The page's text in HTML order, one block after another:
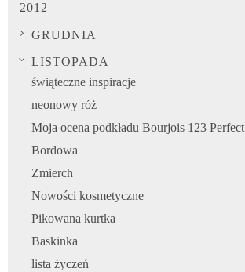
2012
GRUDNIA
LISTOPADA
świąteczne inspiracje
neonowy róż
Moja ocena podkładu Bourjois 123 Perfect
Bordowa
Zmierch
Nowości kosmetyczne
Pikowana kurtka
Baskinka
lista życzeń